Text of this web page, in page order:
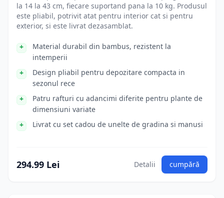
la 14 la 43 cm, fiecare suportand pana la 10 kg. Produsul
este pliabil, potrivit atat pentru interior cat si pentru
exterior, si este livrat dezasamblat.
Material durabil din bambus, rezistent la
intemperii
Design pliabil pentru depozitare compacta in
sezonul rece
Patru rafturi cu adancimi diferite pentru plante de
dimensiuni variate
Livrat cu set cadou de unelte de gradina si manusi
294.99 Lei Detalii cumpără